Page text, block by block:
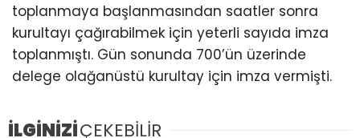
toplanmaya başlanmasından saatler sonra
kurultayı çağırabilmek için yeterli sayıda imza
toplanmıştı. Gün sonunda 700’ün üzerinde
delege olağanüstü kurultay için imza vermişti.
İLGİNİZİÇEKEBİLİR